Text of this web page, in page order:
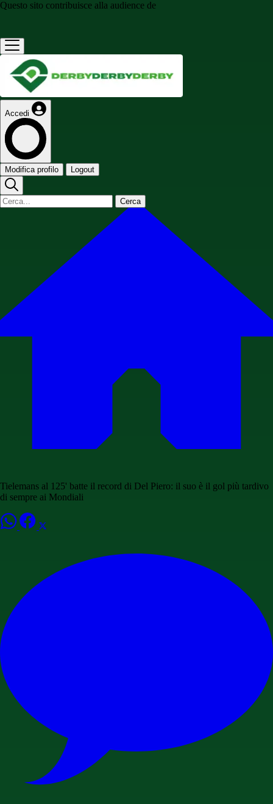
Questo sito contribuisce alla audience de
Accedi
Modifica profilo Logout
Cerca
Tielemans al 125' batte il record di Del Piero: il suo è il gol più tardivo
di sempre ai Mondiali